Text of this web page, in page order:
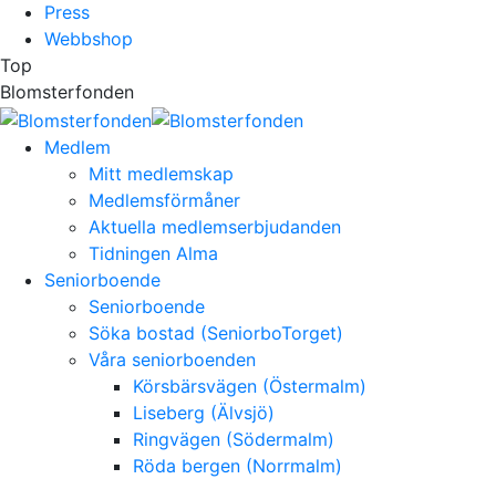
Press
Webbshop
Top
Blomsterfonden
Medlem
Mitt medlemskap
Medlemsförmåner
Aktuella medlemserbjudanden
Tidningen Alma
Seniorboende
Seniorboende
Söka bostad (SeniorboTorget)
Våra seniorboenden
Körsbärsvägen (Östermalm)
Liseberg (Älvsjö)
Ringvägen (Södermalm)
Röda bergen (Norrmalm)